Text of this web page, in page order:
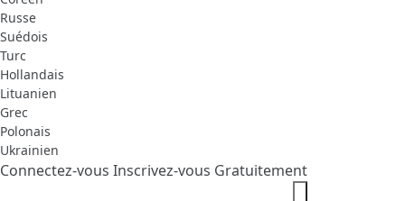
Russe
Suédois
Turc
Hollandais
Lituanien
Grec
Polonais
Ukrainien
Connectez-vous Inscrivez-vous Gratuitement